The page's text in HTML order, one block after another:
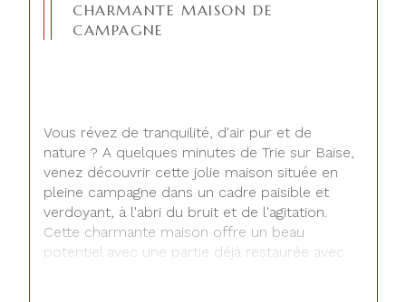
CHARMANTE MAISON DE
CAMPAGNE
Vous révez de tranquilité, d'air pur et de
nature ? A quelques minutes de Trie sur Baïse,
venez découvrir cette jolie maison située en
pleine campagne dans un cadre paisible et
verdoyant, à l'abri du bruit et de l'agitation.
Cette charmante maison offre un beau
potentiel avec une partie déjà restaurée avec